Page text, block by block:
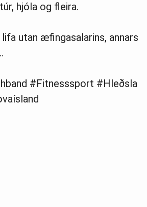
hjóla og fleira.
utan æfingasalarins, annars
#Fitnesssport #Hleðsla